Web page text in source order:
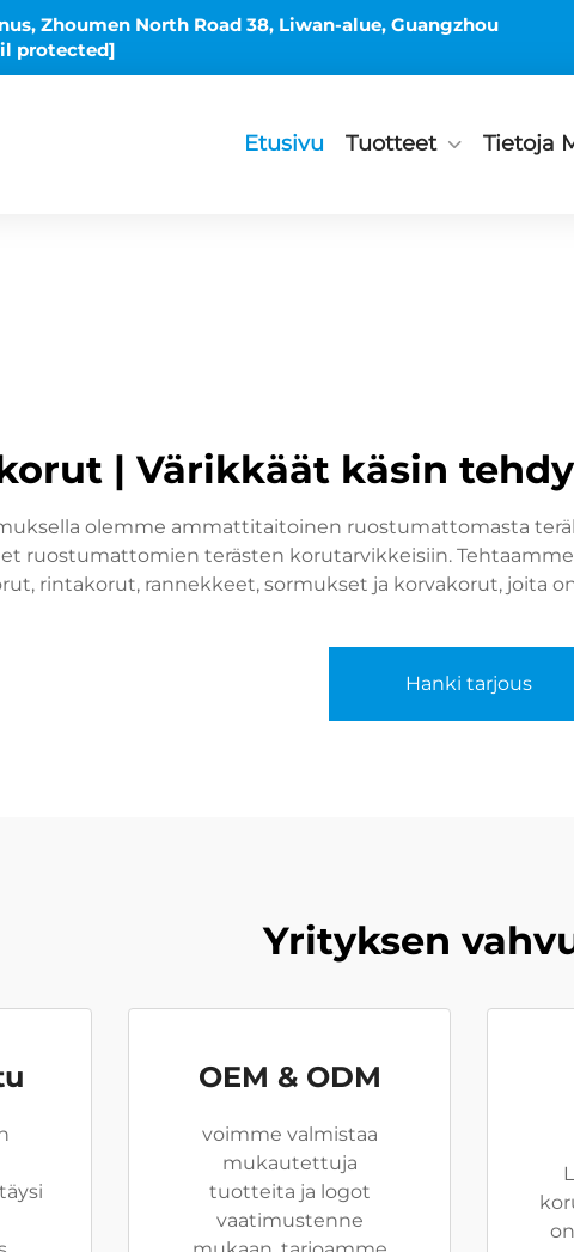
Zhoumen North Road 38, Liwan-alue, Guangzhou
protected]
Etusivu Tuotteet Tietoja
| Värikkäät käsin
olemme ammattitaitoinen ruostumattomasta
ruostumattomien terästen korutarvikkeisiin.
rintakorut, rannekkeet, sormukset ja korvakorut, joita
Hanki tarjous
Yrityksen
OEM & ODM
voimme valmistaa
mukautettuja
tuotteita ja logot
vaatimustenne